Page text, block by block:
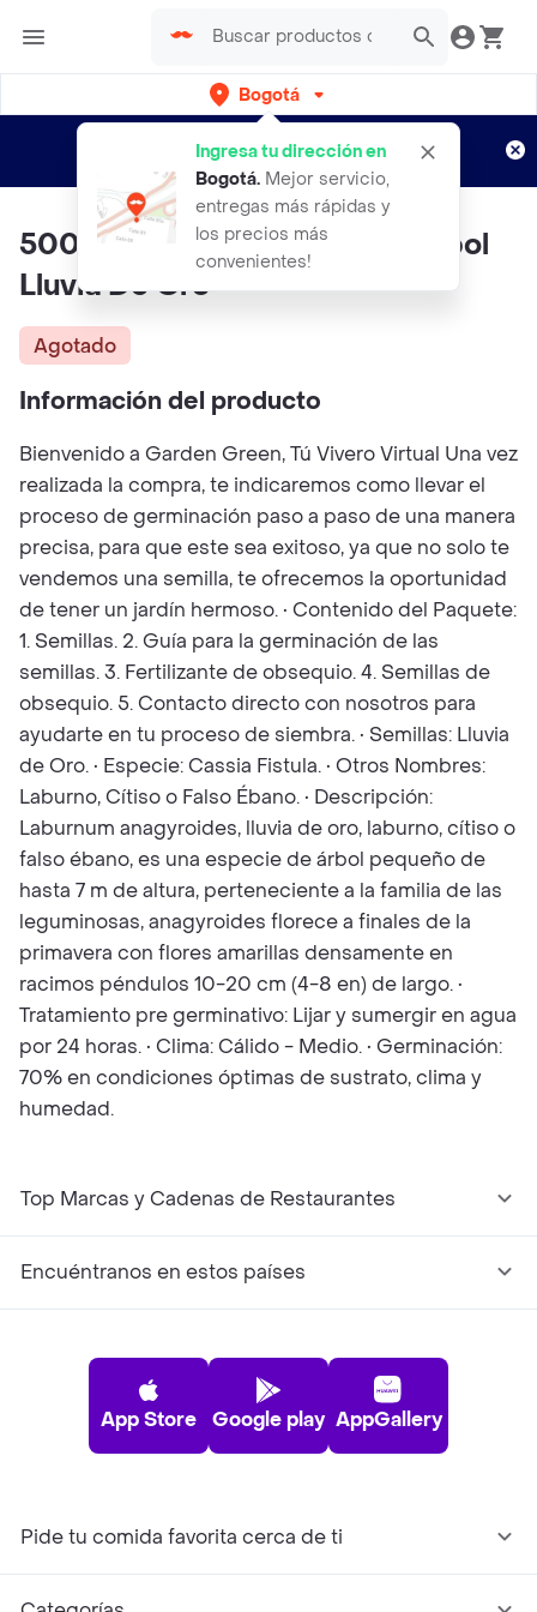
Bogotá
Ingresa tu dirección en
Bogotá. Mejor servicio,
entregas más rápidas y
los precios más
convenientes!
envíos gratis por semanas
Aplican TyC
500 Semillas Orgánicas De Árbol
Lluvia De Oro
Agotado
Información del producto
Bienvenido a Garden Green, Tú Vivero Virtual Una vez
realizada la compra, te indicaremos como llevar el
proceso de germinación paso a paso de una manera
precisa, para que este sea exitoso, ya que no solo te
vendemos una semilla, te ofrecemos la oportunidad
de tener un jardín hermoso. • Contenido del Paquete:
1. Semillas. 2. Guía para la germinación de las
semillas. 3. Fertilizante de obsequio. 4. Semillas de
obsequio. 5. Contacto directo con nosotros para
ayudarte en tu proceso de siembra. • Semillas: Lluvia
de Oro. • Especie: Cassia Fistula. • Otros Nombres:
Laburno, Cítiso o Falso Ébano. • Descripción:
Laburnum anagyroides, lluvia de oro, laburno, cítiso o
falso ébano, es una especie de árbol pequeño de
hasta 7 m de altura, perteneciente a la familia de las
leguminosas, anagyroides florece a finales de la
primavera con flores amarillas densamente en
racimos péndulos 10-20 cm (4-8 en) de largo. •
Tratamiento pre germinativo: Lijar y sumergir en agua
por 24 horas. • Clima: Cálido - Medio. • Germinación:
70% en condiciones óptimas de sustrato, clima y
humedad.
Top Marcas y Cadenas de Restaurantes
Encuéntranos en estos países
App Store Google play AppGallery
Pide tu comida favorita cerca de ti